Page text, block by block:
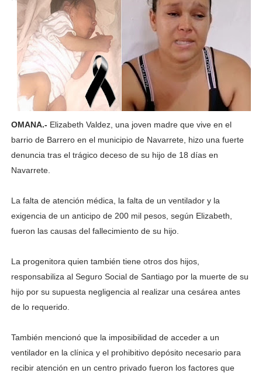
OMANA.- Elizabeth Valdez, una joven madre que vive en el
barrio de Barrero en el municipio de Navarrete, hizo una fuerte
denuncia tras el trágico deceso de su hijo de 18 días en
Navarrete.
La falta de atención médica, la falta de un ventilador y la
exigencia de un anticipo de 200 mil pesos, según Elizabeth,
fueron las causas del fallecimiento de su hijo.
La progenitora quien también tiene otros dos hijos,
responsabiliza al Seguro Social de Santiago por la muerte de su
hijo por su supuesta negligencia al realizar una cesárea antes
de lo requerido.
También mencionó que la imposibilidad de acceder a un
ventilador en la clínica y el prohibitivo depósito necesario para
recibir atención en un centro privado fueron los factores que